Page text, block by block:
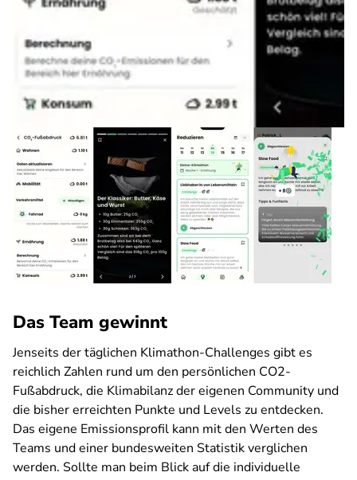
Das Team gewinnt
Jenseits der täglichen Klimathon-Challenges gibt es
reichlich Zahlen rund um den persönlichen CO2-
Fußabdruck, die Klimabilanz der eigenen Community und
die bisher erreichten Punkte und Levels zu entdecken.
Das eigene Emissionsprofil kann mit den Werten des
Teams und einer bundesweiten Statistik verglichen
werden. Sollte man beim Blick auf die individuelle